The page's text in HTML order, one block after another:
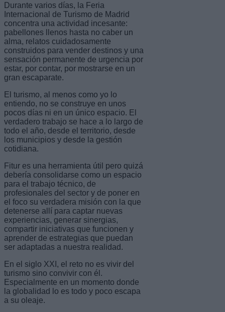
Durante varios días, la Feria
Internacional de Turismo de Madrid
concentra una actividad incesante:
pabellones llenos hasta no caber un
alma, relatos cuidadosamente
construidos para vender destinos y una
sensación permanente de urgencia por
estar, por contar, por mostrarse en un
gran escaparate.
El turismo, al menos como yo lo
entiendo, no se construye en unos
pocos días ni en un único espacio. El
verdadero trabajo se hace a lo largo de
todo el año, desde el territorio, desde
los municipios y desde la gestión
cotidiana.
Fitur es una herramienta útil pero quizá
debería consolidarse como un espacio
para el trabajo técnico, de
profesionales del sector y de poner en
el foco su verdadera misión con la que
detenerse allí para captar nuevas
experiencias, generar sinergias,
compartir iniciativas que funcionen y
aprender de estrategias que puedan
ser adaptadas a nuestra realidad.
En el siglo XXI, el reto no es vivir del
turismo sino convivir con él.
Especialmente en un momento donde
la globalidad lo es todo y poco escapa
a su oleaje.